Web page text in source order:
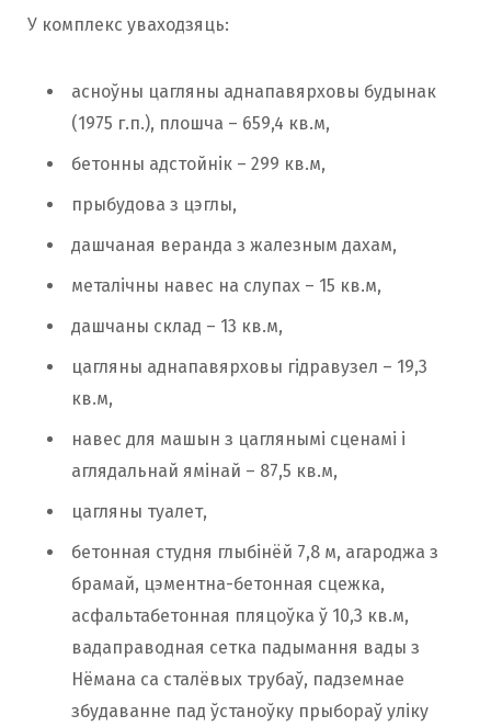
У комплекс уваходзяць:
асноўны цагляны аднапавярховы будынак
(1975 г.п.), плошча – 659,4 кв.м,
бетонны адстойнік – 299 кв.м,
прыбудова з цэглы,
дашчаная веранда з жалезным дахам,
металічны навес на слупах – 15 кв.м,
дашчаны склад – 13 кв.м,
цагляны аднапавярховы гідравузел – 19,3
кв.м,
навес для машын з цаглянымі сценамі і
аглядальнай ямінай – 87,5 кв.м,
цагляны туалет,
бетонная студня глыбінёй 7,8 м, агароджа з
брамай, цэментна-бетонная сцежка,
асфальтабетонная пляцоўка ў 10,3 кв.м,
вадаправодная сетка падымання вады з
Нёмана са сталёвых трубаў, падземнае
збудаванне пад ўстаноўку прыбораў уліку